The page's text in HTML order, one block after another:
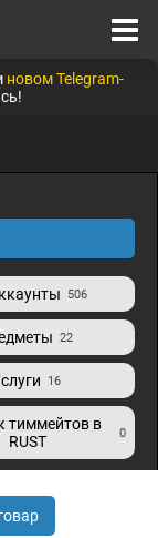
новом Telegram-
506
22
16
тиммейтов в
RUST
0